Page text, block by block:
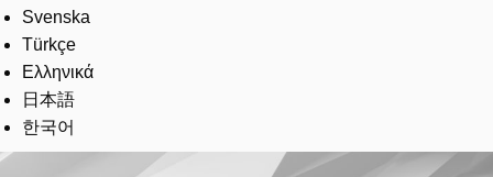
Svenska
Türkçe
Ελληνικά
日本語
한국어